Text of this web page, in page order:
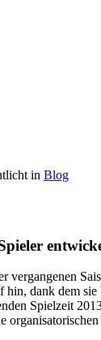
in Blog
dank dem
Spielzeit